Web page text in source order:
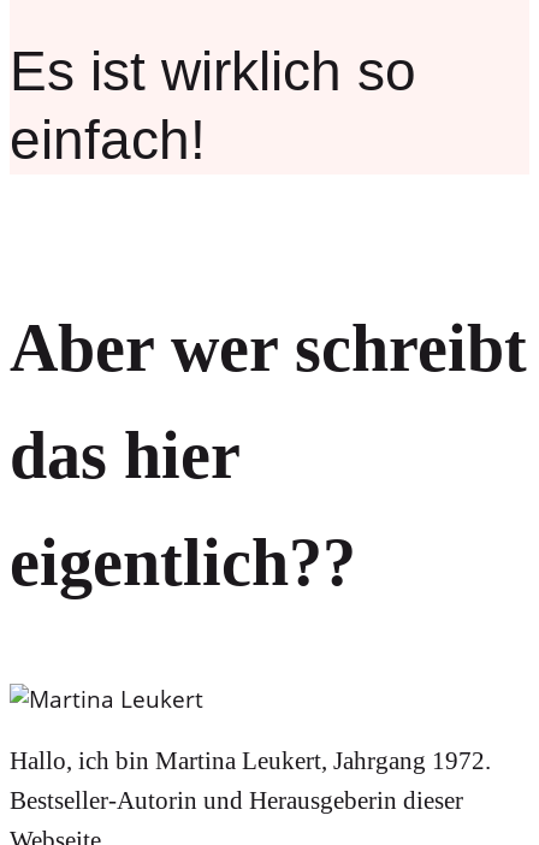
Es ist wirklich so
einfach!
Aber wer schreibt
das hier
eigentlich??
Hallo, ich bin Martina Leukert, Jahrgang 1972.
Bestseller-Autorin und Herausgeberin dieser